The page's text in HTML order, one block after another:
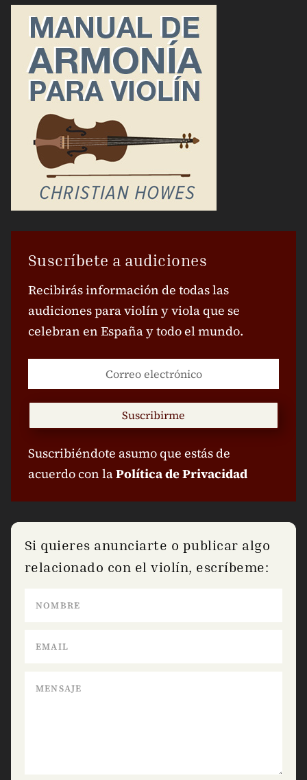
Suscríbete a audiciones
Recibirás información de todas las
audiciones para violín y viola que se
celebran en España y todo el mundo.
Suscribirme
Suscribiéndote asumo que estás de
acuerdo con laPolítica de Privacidad
Si quieres anunciarte o publicar algo
relacionado con el violín, escríbeme: